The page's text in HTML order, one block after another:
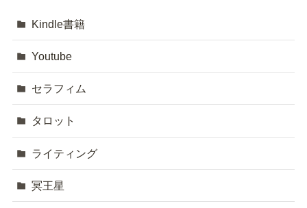
Kindle書籍
Youtube
セラフィム
タロット
ライティング
冥王星